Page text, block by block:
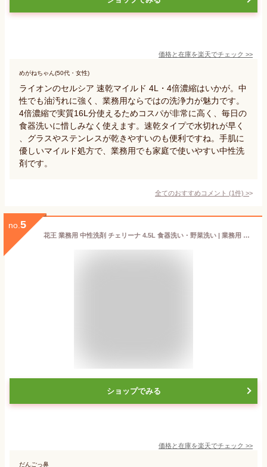
価格と在庫を楽天でチェック >>
めがねちゃん(50代・女性)
ライオンのセルシア 速乾マイルド 4L・4倍濃縮はいかが。中
性でも油汚れに強く、業務用ならではの洗浄力が魅力です。
4倍濃縮で実質16L分使えるためコスパが非常に高く、毎日の
食器洗いに惜しみなく使えます。速乾タイプで水切れが早く
、グラスやステンレスが乾きやすいのも便利ですね。手肌に
優しいマイルド処方で、業務用でも家庭で使いやすい中性洗
剤です。
全てのおすすめコメント (1件) >
no. 5
花王 業務用 中性洗剤 チェリーナ 4.5L 食器洗い・野菜洗い | 業務用 洗剤 食器洗い 野菜洗い 中性
ショップでみる
価格と在庫を楽天でチェック >>
だんごっ鼻